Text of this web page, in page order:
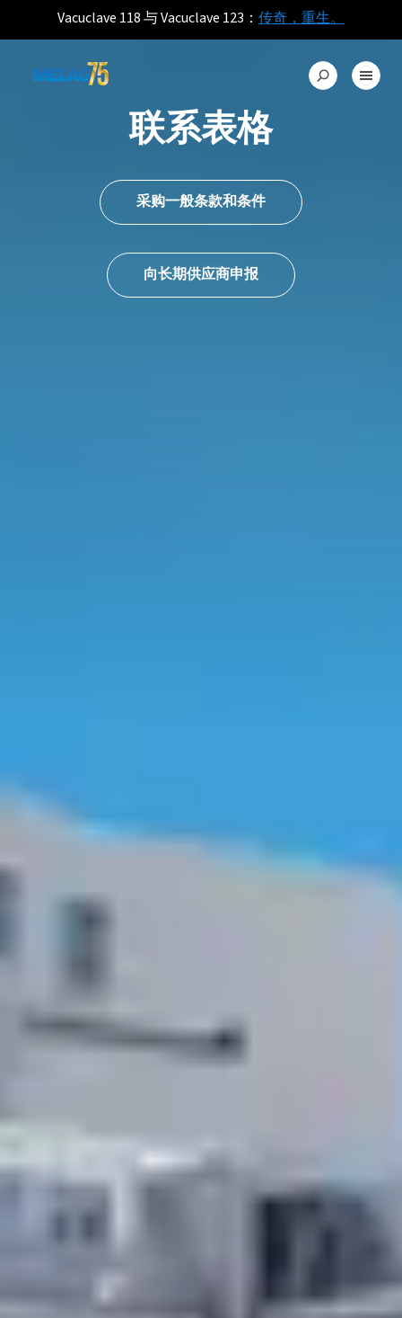
Vacuclave 118 与 Vacuclave 123： 传奇，重生。
联系表格
采购一般条款和条件
向长期供应商申报